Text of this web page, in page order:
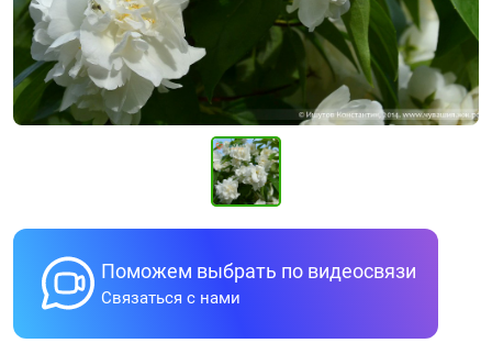
Поможем выбрать по видеосвязи
Связаться с нами